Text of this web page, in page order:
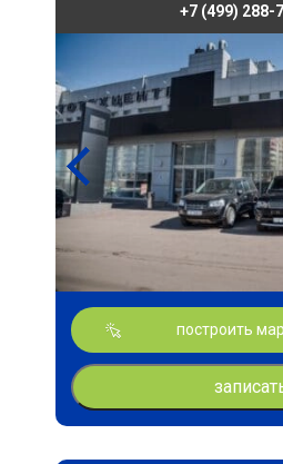
+7 (499) 288-
построить